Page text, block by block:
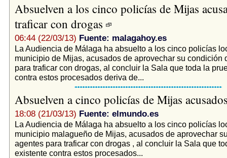
Absuelven a los cinco policías de Mijas
traficar con drogas
06:44 (22/03/13) Fuente: malagahoy.es
La Audiencia de Málaga ha absuelto a los cinco policías
municipio de Mijas, acusados de aprovechar su condición
para traficar con drogas, al concluir la Sala que toda la
contra estos procesados deriva de...
Absuelven a cinco policías de Mijas
18:08 (21/03/13) Fuente: elmundo.es
La Audiencia de Málaga ha absuelto a los cinco policías
municipio malagueño de Mijas, acusados de aprovechar
agentes para traficar con drogas , al concluir la Sala que
existente contra estos procesados...